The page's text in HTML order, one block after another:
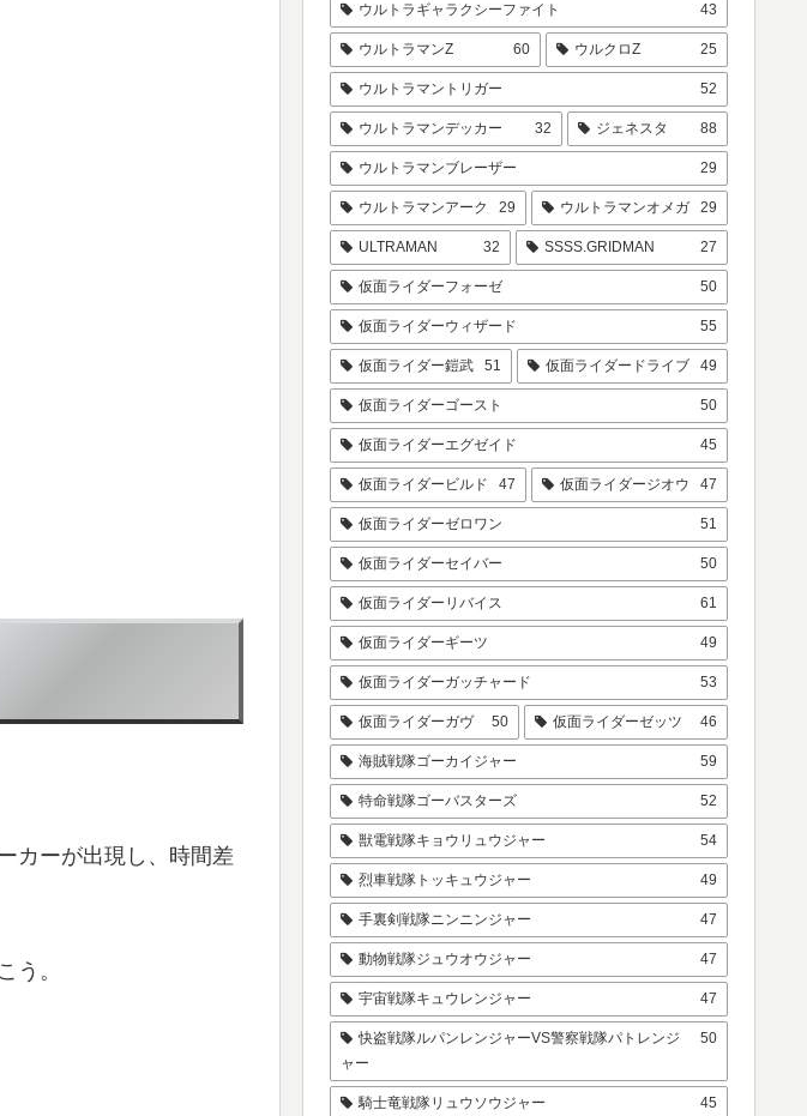
カーが出現し、時間差
う。
ウルトラギャラクシーファイト 43
ウルトラマンZ 60 ウルクロZ 25
ウルトラマントリガー 52
ウルトラマンデッカー 32 ジェネスタ 88
ウルトラマンブレーザー 29
ウルトラマンアーク 29 ウルトラマンオメガ 29
ULTRAMAN 32 SSSS.GRIDMAN 27
仮面ライダーフォーゼ 50
仮面ライダーウィザード 55
仮面ライダー鎧武 51 仮面ライダードライブ 49
仮面ライダーゴースト 50
仮面ライダーエグゼイド 45
仮面ライダービルド 47 仮面ライダージオウ 47
仮面ライダーゼロワン 51
仮面ライダーセイバー 50
仮面ライダーリバイス 61
仮面ライダーギーツ 49
仮面ライダーガッチャード 53
仮面ライダーガヴ 50 仮面ライダーゼッツ 46
海賊戦隊ゴーカイジャー 59
特命戦隊ゴーバスターズ 52
獣電戦隊キョウリュウジャー 54
烈車戦隊トッキュウジャー 49
手裏剣戦隊ニンニンジャー 47
動物戦隊ジュウオウジャー 47
宇宙戦隊キュウレンジャー 47
快盗戦隊ルパンレンジャーVS警察戦隊パトレンジ
ャー
50
騎士竜戦隊リュウソウジャー 45